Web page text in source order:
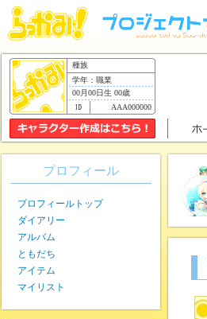
種族
学年：職業
00月00日生 00歳
AAA000000
プロフィール
プロフィールトップ
ダイアリー
アルバム
ともだち
アイテム
マイリスト